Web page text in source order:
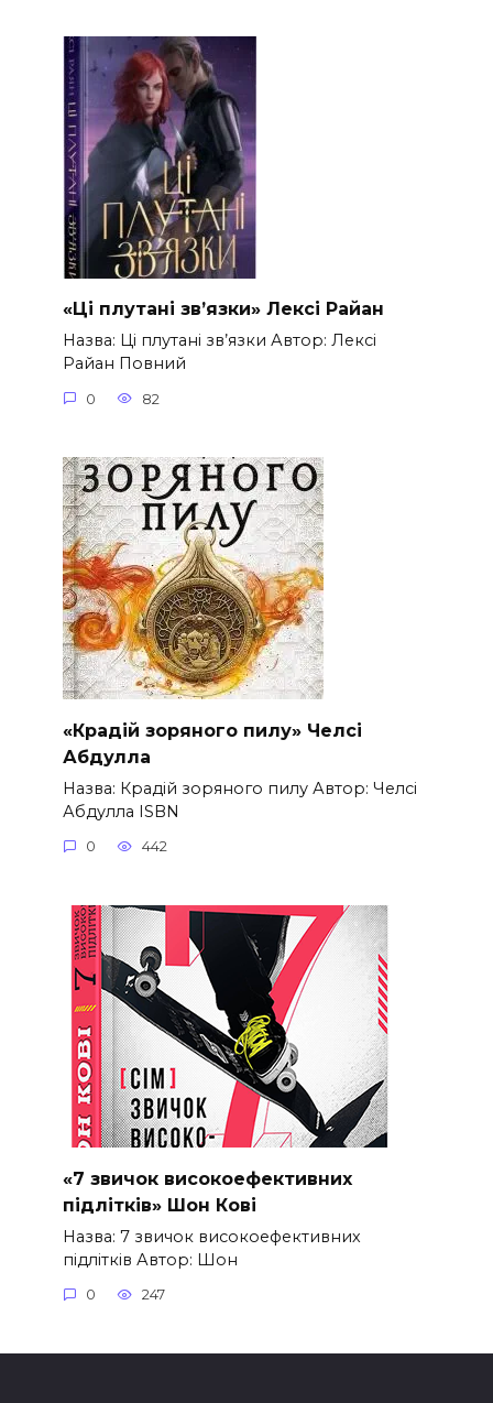
«Ці плутані зв’язки» Лексі Райан
Назва: Ці плутані зв’язки Автор: Лексі
Райан Повний
0 82
«Крадій зоряного пилу» Челсі
Абдулла
Назва: Крадій зоряного пилу Автор: Челсі
Абдулла ISBN
0 442
«7 звичок високоефективних
підлітків» Шон Кові
Назва: 7 звичок високоефективних
підлітків Автор: Шон
0 247